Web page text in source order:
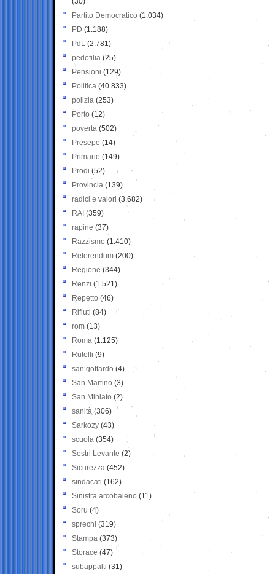
Partito Democratico (1.034)
PD (1.188)
PdL (2.781)
pedofilia (25)
Pensioni (129)
Politica (40.833)
polizia (253)
Porto (12)
povertà (502)
Presepe (14)
Primarie (149)
Prodi (52)
Provincia (139)
radici e valori (3.682)
RAI (359)
rapine (37)
Razzismo (1.410)
Referendum (200)
Regione (344)
Renzi (1.521)
Repetto (46)
Rifiuti (84)
rom (13)
Roma (1.125)
Rutelli (9)
san gottardo (4)
San Martino (3)
San Miniato (2)
sanità (306)
Sarkozy (43)
scuola (354)
Sestri Levante (2)
Sicurezza (452)
sindacati (162)
Sinistra arcobaleno (11)
Soru (4)
sprechi (319)
Stampa (373)
Storace (47)
subappalti (31)